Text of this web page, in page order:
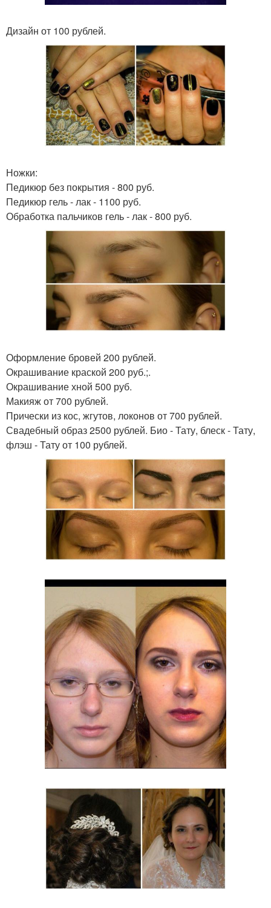
Дизайн от 100 рублей.
Ножки:
Педикюр без покрытия - 800 руб.
Педикюр гель - лак - 1100 руб.
Обработка пальчиков гель - лак - 800 руб.
Оформление бровей 200 рублей.
Окрашивание краской 200 руб.;.
Окрашивание хной 500 руб.
Макияж от 700 рублей.
Прически из кос, жгутов, локонов от 700 рублей.
Свадебный образ 2500 рублей. Био - Тату, блеск - Тату,
флэш - Тату от 100 рублей.